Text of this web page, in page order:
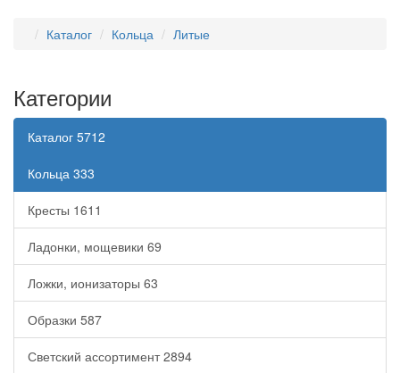
Каталог Кольца Литые
Категории
Каталог 5712
Кольца 333
Кресты 1611
Ладонки, мощевики 69
Ложки, ионизаторы 63
Образки 587
Светский ассортимент2894